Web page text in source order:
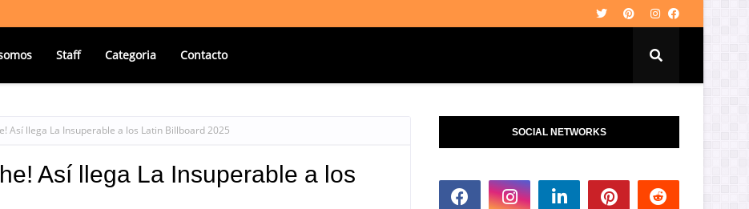
Staff Categoria Contacto
Así llega La Insuperable a los Latin Billboard 2025
Así llega La Insuperable a los
SOCIAL NETWORKS